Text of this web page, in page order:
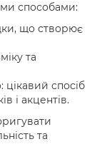
способами:
що створює
та
спосіб
і акцентів.
та